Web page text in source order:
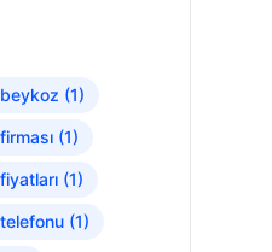
(1)
(1)
(1)
(1)